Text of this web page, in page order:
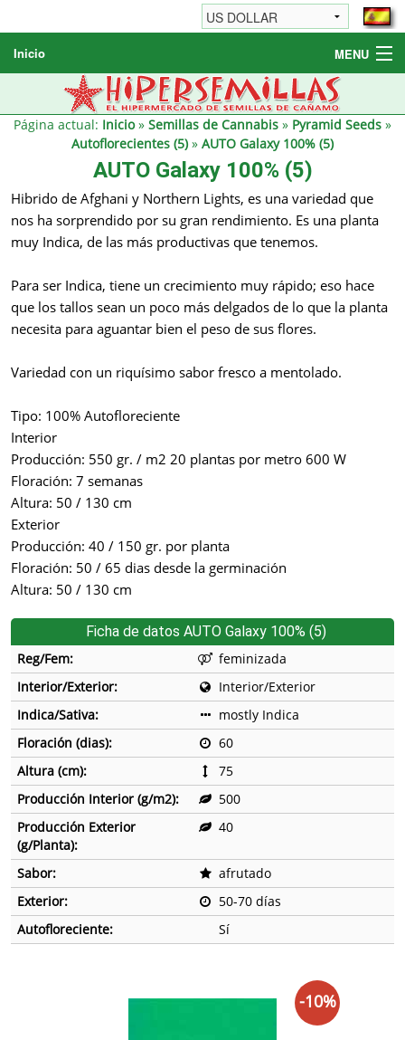
Inicio MENU
Semillas de cannabis
Otros productos
Revendedores
Página actual: Inicio» Semillas de Cannabis » Pyramid Seeds »
Autoflorecientes (5)» AUTO Galaxy 100% (5)
AUTO Galaxy 100% (5)
Hibrido de Afghani y Northern Lights, es una variedad que
nos ha sorprendido por su gran rendimiento. Es una planta
muy Indica, de las más productivas que tenemos.
Para ser Indica, tiene un crecimiento muy rápido; eso hace
que los tallos sean un poco más delgados de lo que la planta
necesita para aguantar bien el peso de sus flores.
Variedad con un riquísimo sabor fresco a mentolado.
Tipo: 100% Autofloreciente
Interior
Producción: 550 gr. / m2 20 plantas por metro 600 W
Floración: 7 semanas
Altura: 50 / 130 cm
Exterior
Producción: 40 / 150 gr. por planta
Floración: 50 / 65 dias desde la germinación
Altura: 50 / 130 cm
Ficha de datos AUTO Galaxy 100% (5)
Reg/Fem:
feminizada
Interior/Exterior:
Interior/Exterior
Indica/Sativa:
mostly Indica
Floración (dias):
60
Altura (cm):
75
Producción Interior (g/m2):
500
Producción Exterior
(g/Planta):
40
Sabor:
afrutado
Exterior:
50-70 días
Autofloreciente:
Sí
-10%